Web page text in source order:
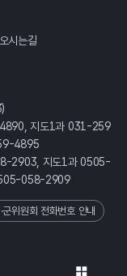
시는길
지도1과 031-259
4895
2903, 지도1과 0505-
058-2909
군위원회 전화번호 안내